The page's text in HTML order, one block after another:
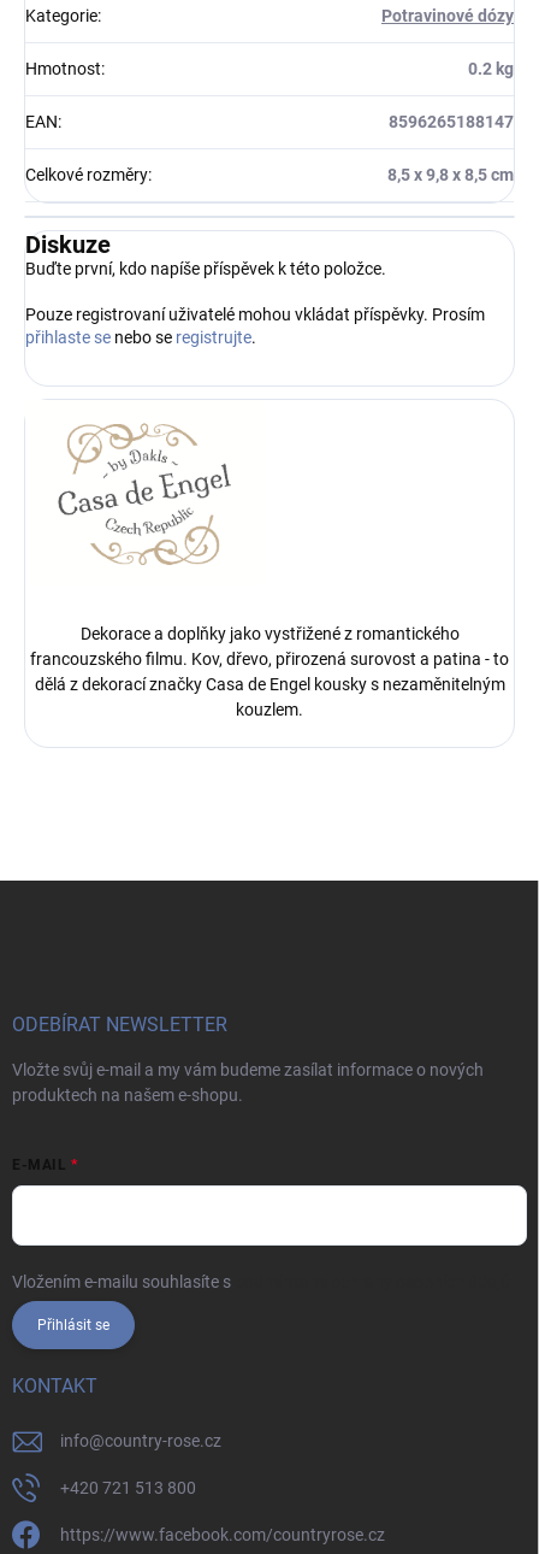
Kategorie: Potravinové dózy
Hmotnost: 0.2 kg
EAN: 8596265188147
Celkové rozměry: 8,5 x 9,8 x 8,5 cm
Diskuze
Buďte první, kdo napíše příspěvek k této položce.
Pouze registrovaní uživatelé mohou vkládat příspěvky. Prosím
přihlaste se nebo se registrujte.
Dekorace a doplňky jako vystřižené z romantického
francouzského filmu. Kov, dřevo, přirozená surovost a patina - to
dělá z dekorací značky Casa de Engel kousky s nezaměnitelným
kouzlem.
ODEBÍRAT NEWSLETTER
Vložte svůj e-mail a my vám budeme zasílat informace o nových
produktech na našem e-shopu.
E-MAIL
Vložením e-mailu souhlasíte s
Přihlásit se
KONTAKT
info@country-rose.cz
+420 721 513 800
https://www.facebook.com/countryrose.cz